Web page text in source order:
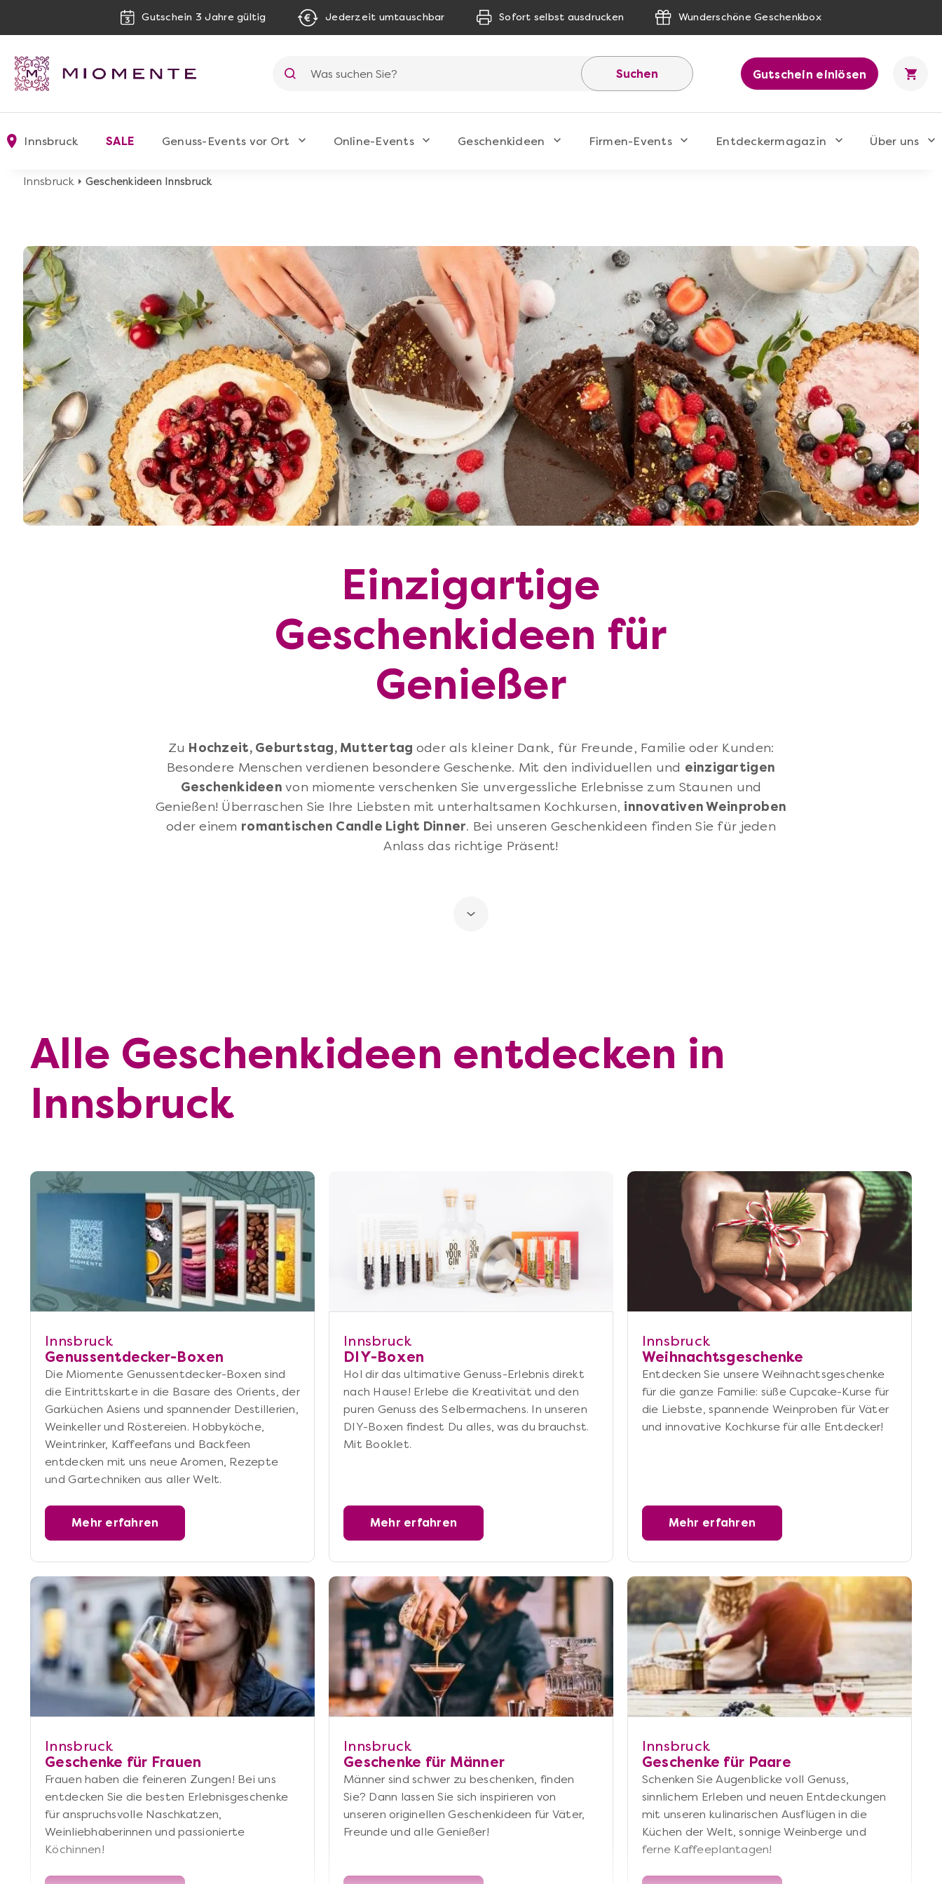
Gutschein 3 Jahre gültig Jederzeit umtauschbar Sofort selbst ausdrucken Wunderschöne Geschenkbox
Suchen Gutschein einlösen
Innsbruck SALE Genuss-Events vor Ort Online-Events Geschenkideen Firmen-Events Entdeckermagazin Über uns
Innsbruck Geschenkideen Innsbruck
Einzigartige
Geschenkideen für
Genießer
Zu Hochzeit, Geburtstag, Muttertag oder als kleiner Dank, für Freunde, Familie oder Kunden:
Besondere Menschen verdienen besondere Geschenke. Mit den individuellen und einzigartigen
Geschenkideen von miomente verschenken Sie unvergessliche Erlebnisse zum Staunen und
Genießen! Überraschen Sie Ihre Liebsten mit unterhaltsamen Kochkursen, innovativen Weinproben
oder einem romantischen Candle Light Dinner. Bei unseren Geschenkideen finden Sie für jeden
Anlass das richtige Präsent!
Alle Geschenkideen entdecken in
Innsbruck
Innsbruck
Genussentdecker-Boxen
Die Miomente Genussentdecker-Boxen sind
die Eintrittskarte in die Basare des Orients, der
Garküchen Asiens und spannender Destillerien,
Weinkeller und Röstereien. Hobbyköche,
Weintrinker, Kaffeefans und Backfeen
entdecken mit uns neue Aromen, Rezepte
und Gartechniken aus aller Welt.
Mehr erfahren
Innsbruck
DIY-Boxen
Hol dir das ultimative Genuss-Erlebnis direkt
nach Hause! Erlebe die Kreativität und den
puren Genuss des Selbermachens. In unseren
DIY-Boxen findest Du alles, was du brauchst.
Mit Booklet.
Mehr erfahren
Innsbruck
Weihnachtsgeschenke
Entdecken Sie unsere Weihnachtsgeschenke
für die ganze Familie: süße Cupcake-Kurse für
die Liebste, spannende Weinproben für Väter
und innovative Kochkurse für alle Entdecker!
Mehr erfahren
Innsbruck
Geschenke für Frauen
Frauen haben die feineren Zungen! Bei uns
entdecken Sie die besten Erlebnisgeschenke
für anspruchsvolle Naschkatzen,
Weinliebhaberinnen und passionierte
Köchinnen!
Innsbruck
Geschenke für Männer
Männer sind schwer zu beschenken, finden
Sie? Dann lassen Sie sich inspirieren von
unseren originellen Geschenkideen für Väter,
Freunde und alle Genießer!
Innsbruck
Geschenke für Paare
Schenken Sie Augenblicke voll Genuss,
sinnlichem Erleben und neuen Entdeckungen
mit unseren kulinarischen Ausflügen in die
Küchen der Welt, sonnige Weinberge und
ferne Kaffeeplantagen!